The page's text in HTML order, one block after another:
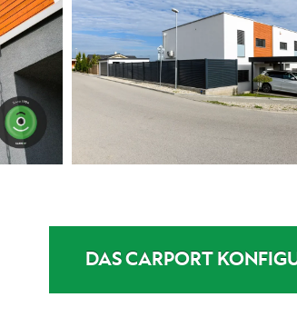
DAS CARPORT